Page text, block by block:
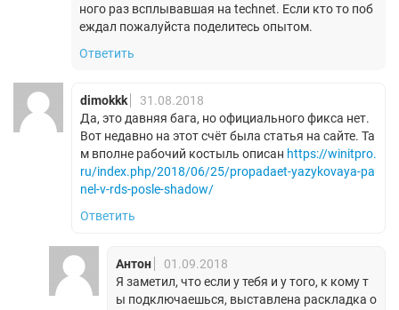
ного раз всплывавшая на technet. Если кто то поб
еждал пожалуйста поделитесь опытом.
Ответить
dimokkk
31.08.2018
Да, это давняя бага, но официального фикса нет.
Вот недавно на этот счёт была статья на сайте. Та
м вполне рабочий костыль описан https://winitpro.
ru/index.php/2018/06/25/propadaet-yazykovaya-pa
nel-v-rds-posle-shadow/
Ответить
Антон
01.09.2018
Я заметил, что если у тебя и у того, к кому т
ы подключаешься, выставлена раскладка о